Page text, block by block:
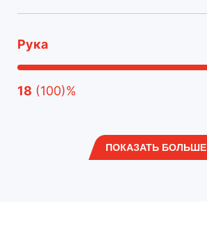
Рука
18 (100)%
ПОКАЗАТЬ БОЛЬШЕ